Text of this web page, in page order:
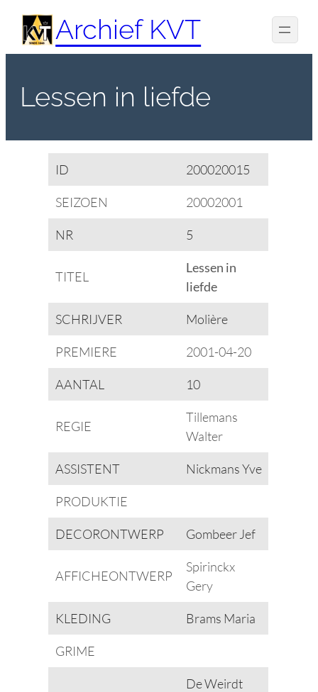
Spring
naar
de
Archief KVT
Lessen in liefde
ID 200020015
SEIZOEN 20002001
NR 5
TITEL
Lessen in
liefde
SCHRIJVER Molière
PREMIERE 2001-04-20
AANTAL 10
REGIE
Tillemans
Walter
ASSISTENT Nickmans Yve
PRODUKTIE
DECORONTWERP Gombeer Jef
AFFICHEONTWERP
Spirinckx
Gery
KLEDING Brams Maria
GRIME
De Weirdt